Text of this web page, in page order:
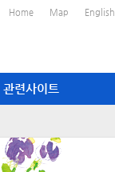
Home Map English
관련사이트